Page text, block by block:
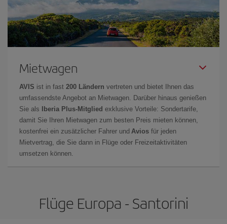
Mietwagen
AVIS ist in fast 200 Ländern vertreten und bietet Ihnen das
umfassendste Angebot an Mietwagen. Darüber hinaus genießen
Sie als
Iberia Plus-Mitglied exklusive Vorteile: Sondertarife,
damit Sie Ihren Mietwagen zum besten Preis mieten können,
kostenfrei ein zusätzlicher Fahrer und Avios für jeden
Mietvertrag, die Sie dann in Flüge oder Freizeitaktivitäten
umsetzen können.
Flüge Europa - Santorini